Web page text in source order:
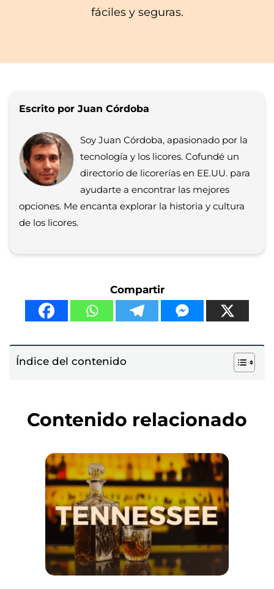
fáciles y seguras.
Escrito por Juan Córdoba
Soy Juan Córdoba, apasionado por la
tecnología y los licores. Cofundé un
directorio de licorerías en EE.UU. para
ayudarte a encontrar las mejores
opciones. Me encanta explorar la historia y cultura
de los licores.
Compartir
Índice del contenido
Contenido relacionado